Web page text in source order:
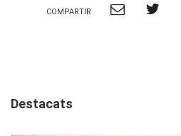
COMPARTIR
Destacats